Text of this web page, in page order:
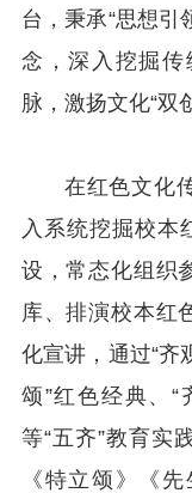
台，秉承“思想引
念，深入挖掘传
脉，激扬文化“双
在红色文化
入系统挖掘校本
设，常态化组织
库、排演校本红
化宣讲，通过“齐
颂”红色经典、“
等“五齐”教育实
《特立颂》《